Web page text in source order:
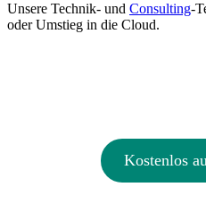
Unsere Technik- und Consulting-
oder Umstieg in die Cloud.
Kostenlos